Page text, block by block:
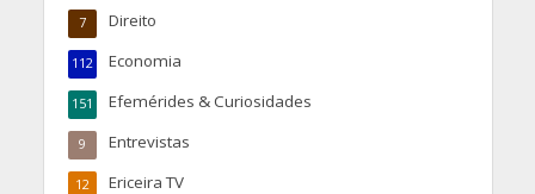
Direito
7
Economia
112
Efemérides & Curiosidades
151
Entrevistas
9
Ericeira TV
12